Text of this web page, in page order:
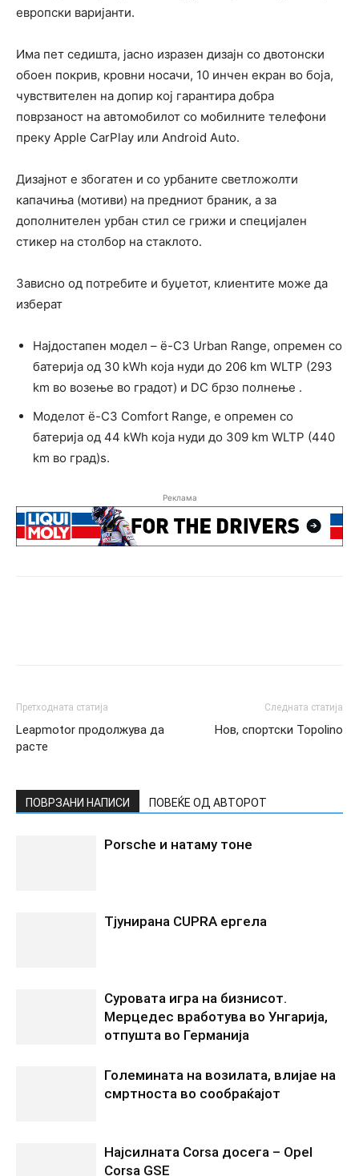
европски варијанти.
Има пет седишта, јасно изразен дизајн со двотонски
обоен покрив, кровни носачи, 10 инчен екран во боја,
чувствителен на допир кој гарантира добра
поврзаност на автомобилот со мобилните телефони
преку Apple CarPlay или Android Auto.
Дизајнот е збогатен и со урбаните светложолти
капачиња (мотиви) на предниот браник, а за
дополнителен урбан стил се грижи и специјален
стикер на столбор на стаклото.
Зависно од потребите и буџетот, клиентите може да
изберат
Најдостапен модел – ë-C3 Urban Range, опремен со
батерија од 30 kWh која нуди до 206 km WLTP (293
km во возење во градот) и DC брзо полнење .
Моделот ë-C3 Comfort Range, е опремен со
батерија од 44 kWh која нуди до 309 km WLTP (440
km во град)s.
Реклама
Претходната статија
Leapmotor продолжува да
расте
Следната статија
Нов, спортски Topolino
ПОВРЗАНИ НАПИСИ ПОВЕЌЕ ОД АВТОРОТ
Porsche и натаму тоне
Tјунирана CUPRA ергела
Суровата игра на бизнисот.
Мерцедес вработува во Унгарија,
отпушта во Германија
Големината на возилата, влијае на
смртноста во сообраќајот
Најсилната Corsa досега – Opel
Corsa GSE